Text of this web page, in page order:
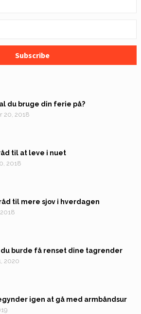
du bruge din ferie på?
20, 2018
til at leve i nuet
2018
til mere sjov i hverdagen
du burde få renset dine tagrender
2020
igen at gå med armbåndsur